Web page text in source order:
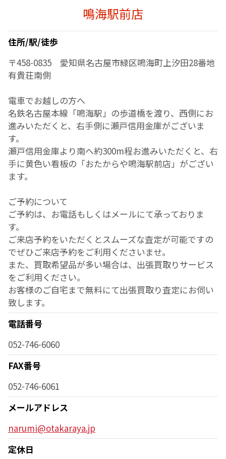
鳴海駅前店
住所/駅/徒歩
〒458-0835 愛知県名古屋市緑区鳴海町上汐田28番地
有貴荘南側
電車でお越しの方へ
名鉄名古屋本線「鳴海駅」の歩道橋を渡り、西側にお
進みいただくと、右手側に瀬戸信用金庫がございま
す。
瀬戸信用金庫より南へ約300m程お進みいただくと、右
手に黄色い看板の「おたからや鳴海駅前店」がござい
ます。
ご予約について
ご予約は、お電話もしくはメールにて承っておりま
す。
ご来店予約をいただくとスムーズな査定が可能ですの
でぜひご来店予約をご利用くださいませ。
また、買取希望品が多い場合は、出張買取りサービス
をご利用ください。
お客様のご自宅まで無料にて出張買取り査定にお伺い
致します。
電話番号
052-746-6060
FAX番号
052-746-6061
メールアドレス
narumi@otakaraya.jp
定休日